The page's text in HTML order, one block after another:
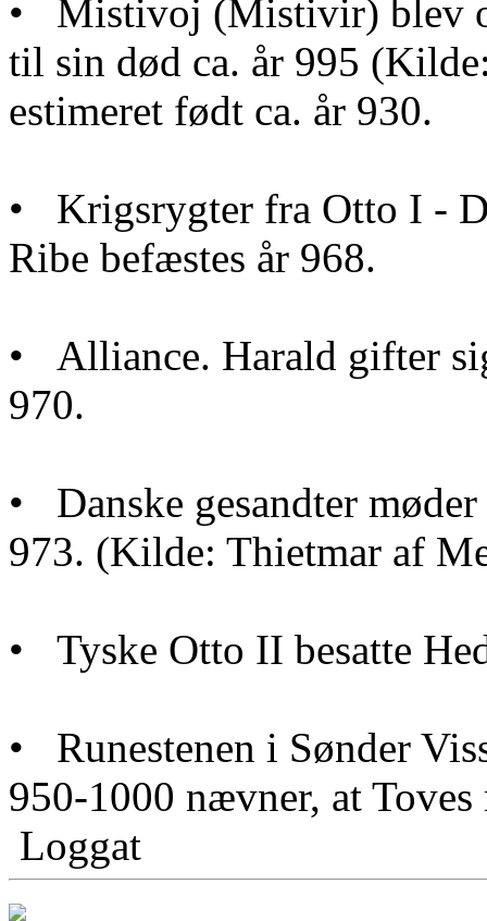
• Mistivoj (Mistivir) blev
til sin død ca. år 995
estimeret født ca. år 930.
• Krigsrygter fra Otto I -
Ribe befæstes år 968.
• Alliance. Harald gifter
970.
• Danske gesandter
973. (Kilde: Thietmar af
• Tyske Otto II besatte
• Runestenen i Sønder
950-1000 nævner, at Toves
Loggat